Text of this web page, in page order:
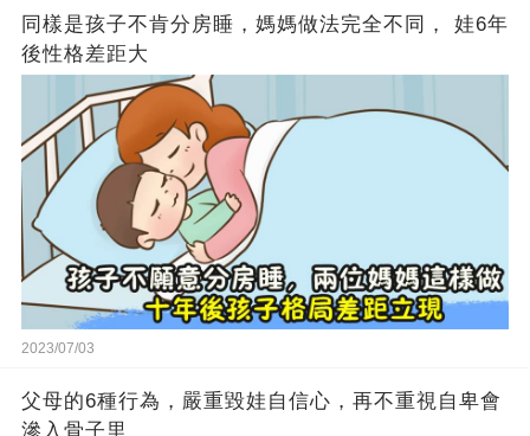
同樣是孩子不肯分房睡，媽媽做法完全不同， 娃6年
後性格差距大
2023/07/03
父母的6種行為，嚴重毀娃自信心，再不重視自卑會
滲入骨子里